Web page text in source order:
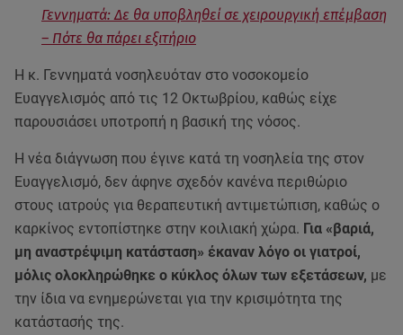
Γεννηματά: Δε θα υποβληθεί σε χειρουργική επέμβαση
– Πότε θα πάρει εξιτήριο
Η κ. Γεννηματά νοσηλευόταν στο νοσοκομείο
Ευαγγελισμός από τις 12 Οκτωβρίου, καθώς είχε
παρουσιάσει υποτροπή η βασική της νόσος.
Η νέα διάγνωση που έγινε κατά τη νοσηλεία της στον
Ευαγγελισμό, δεν άφηνε σχεδόν κανένα περιθώριο
στους ιατρούς για θεραπευτική αντιμετώπιση, καθώς ο
καρκίνος εντοπίστηκε στην κοιλιακή χώρα. Για «βαριά,
μη αναστρέψιμη κατάσταση» έκαναν λόγο οι γιατροί,
μόλις ολοκληρώθηκε ο κύκλος όλων των εξετάσεων, με
την ίδια να ενημερώνεται για την κρισιμότητα της
κατάστασής της.